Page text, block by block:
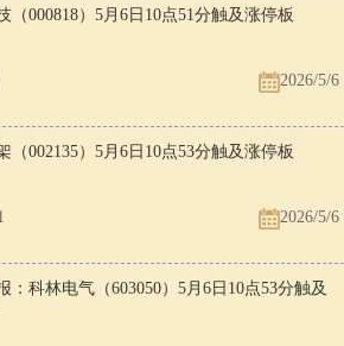
（000818）5月6日10点51分触及涨停板
2026/5/6
（002135）5月6日10点53分触及涨停板
2026/5/6
：科林电气（603050）5月6日10点53分触及